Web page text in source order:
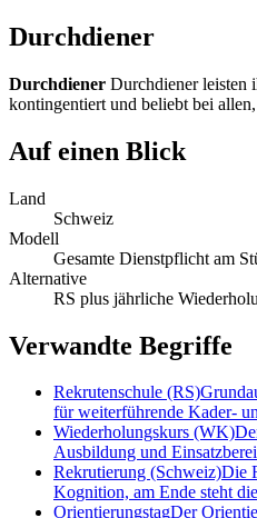
Durchdiener
Durchdiener Durchdiener leisten
kontingentiert und beliebt bei
Auf einen Blick
Land
Schweiz
Modell
Gesamte Dienstpflicht am
Alternative
RS plus jährliche
Verwandte Begriffe
Rekrutenschule (RS)
für weiterführende Kader-
Wiederholungskurs (WK)
Ausbildung und
Rekrutierung (Schweiz)Die
Kognition, am Ende steht
OrientierungstagDer